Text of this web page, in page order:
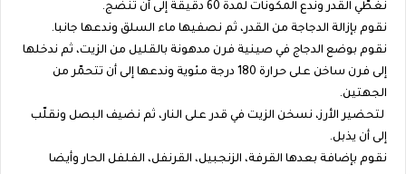
نغطّي القدر وندع المكونات لمدة 60 دقيقة إلى أن تنضج.
نقوم بإزالة الدجاجة من القدر، ثم نصفيها ماء السلق وندعها جانبا.
نقوم بوضع الدجاج في صينية فرن مدهونة بالقليل من الزيت، ثم ندخلها
إلى فرن ساخن على حرارة 180 درجة مئوية وندعها إلى أن تتحمّر من
الجهتين.
لتحضير الأرز، نسخن الزيت في قدر على النار، ثم نضيف البصل ونقلّب
إلى أن يذبل.
نقوم بإضافة بعدها القرفة، الزنجبيل، القرنفل، الفلفل الحار وأيضا